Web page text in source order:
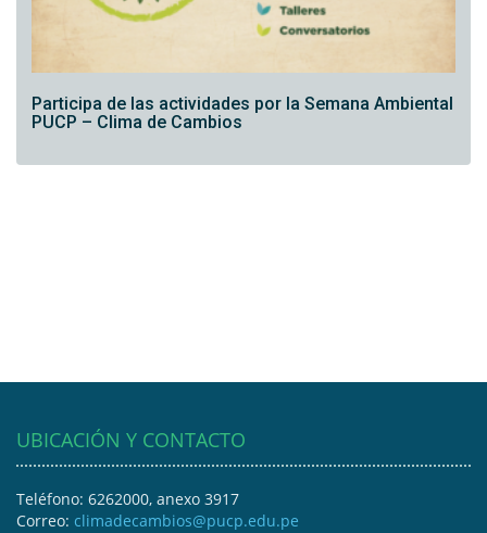
Participa de las actividades por la Semana Ambiental
PUCP – Clima de Cambios
UBICACIÓN Y CONTACTO
Teléfono: 6262000, anexo 3917
Correo: climadecambios@pucp.edu.pe